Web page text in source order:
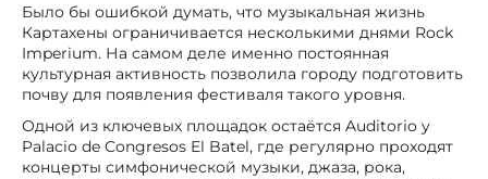
Было бы ошибкой думать, что музыкальная жизнь
Картахены ограничивается несколькими днями Rock
Imperium. На самом деле именно постоянная
культурная активность позволила городу подготовить
почву для появления фестиваля такого уровня.
Одной из ключевых площадок остаётся Auditorio y
Palacio de Congresos El Batel, где регулярно проходят
концерты симфонической музыки, джаза, рока,